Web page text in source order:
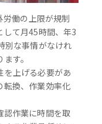
働の上限が規制
して月45時間、年3
別な事情がなけれ
す。
を上げる必要があ
転換、作業効率化
認作業に時間を取